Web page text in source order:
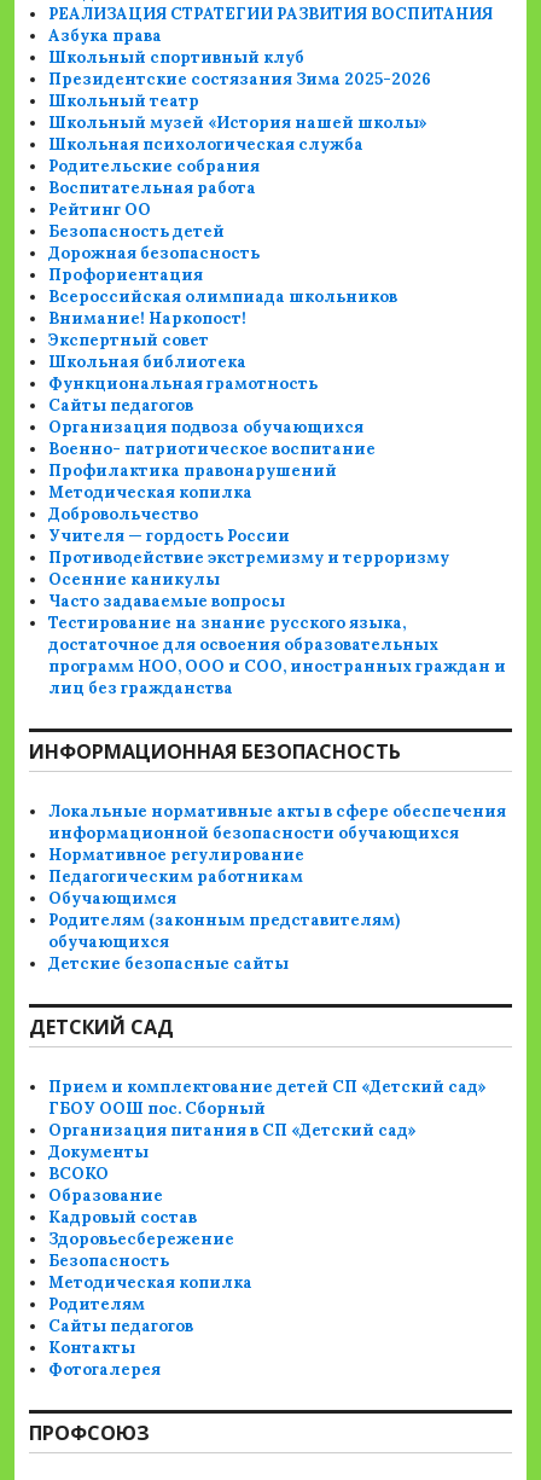
РЕАЛИЗАЦИЯ СТРАТЕГИИ РАЗВИТИЯ ВОСПИТАНИЯ
Азбука права
Школьный спортивный клуб
Президентские состязания Зима 2025-2026
Школьный театр
Школьный музей «История нашей школы»
Школьная психологическая служба
Родительские собрания
Воспитательная работа
Рейтинг ОО
Безопасность детей
Дорожная безопасность
Профориентация
Всероссийская олимпиада школьников
Внимание! Наркопост!
Экспертный совет
Школьная библиотека
Функциональная грамотность
Сайты педагогов
Организация подвоза обучающихся
Военно- патриотическое воспитание
Профилактика правонарушений
Методическая копилка
Добровольчество
Учителя — гордость России
Противодействие экстремизму и терроризму
Осенние каникулы
Часто задаваемые вопросы
Тестирование на знание русского языка,
достаточное для освоения образовательных
программ НОО, ООО и СОО, иностранных граждан и
лиц без гражданства
ИНФОРМАЦИОННАЯ БЕЗОПАСНОСТЬ
Локальные нормативные акты в сфере обеспечения
информационной безопасности обучающихся
Нормативное регулирование
Педагогическим работникам
Обучающимся
Родителям (законным представителям)
обучающихся
Детские безопасные сайты
ДЕТСКИЙ САД
Прием и комплектование детей СП «Детский сад»
ГБОУ ООШ пос. Сборный
Организация питания в СП «Детский сад»
Документы
ВСОКО
Образование
Кадровый состав
Здоровьесбережение
Безопасность
Методическая копилка
Родителям
Сайты педагогов
Контакты
Фотогалерея
ПРОФСОЮЗ